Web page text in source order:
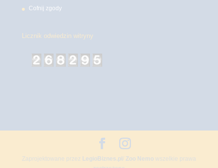
Cofnij zgody
Licznik odwiedzin witryny
Zaprojektowane przez LegioBiznes.pl/ Zoo Nemowszelkie prawa